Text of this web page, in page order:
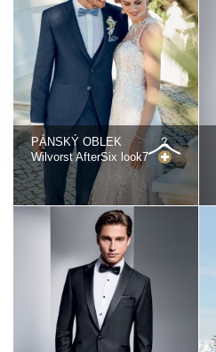
PÁNSKÝ OBLEK
Wilvorst AfterSix look7